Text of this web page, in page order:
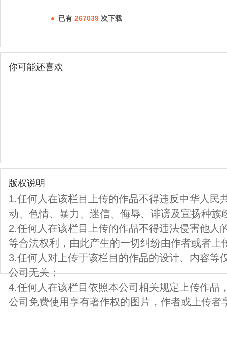
已有 267039 次下载
你可能还喜欢
版权说明
1.任何人在该栏目上传的作品不得违反中华人民
动、色情、暴力、迷信、侮辱、诽谤及宣扬种族
2.任何人在该栏目上传的作品不得违法侵害他人
等合法权利，由此产生的一切纠纷由作者或者上
3.任何人对上传于该栏目的作品的设计、内容等
公司无关；
4.任何人在该栏目依照本公司相关规定上传作品
公司免费使用享有著作权的图片，作者或上传者